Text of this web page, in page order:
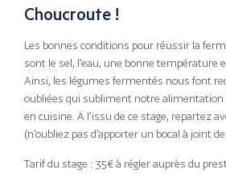
Choucroute !
Les bonnes conditions pour réussir la
sont le sel, l’eau, une bonne température
Ainsi, les légumes fermentés nous font
oubliées qui subliment notre alimentation
en cuisine. À l’issu de ce stage, repartez
(n’oubliez pas d’apporter un bocal à joint
Tarif du stage : 35€ à régler auprès du